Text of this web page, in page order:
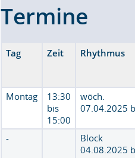
Termine
Tag Zeit Rhythmus
Montag
13:30
bis
15:00
wöch.
07.04.2025
-
Block
04.08.2025